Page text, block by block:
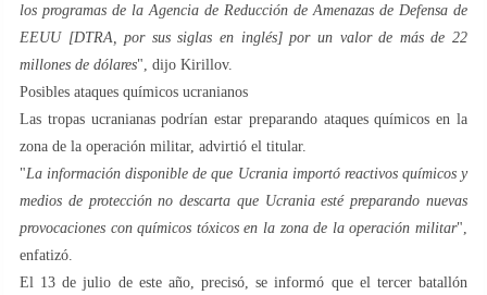
los programas de la Agencia de Reducción de Amenazas de Defensa de
EEUU [DTRA, por sus siglas en inglés] por un valor de más de 22
millones de dólares", dijo Kirillov.
Posibles ataques químicos ucranianos
Las tropas ucranianas podrían estar preparando ataques químicos en la
zona de la operación militar, advirtió el titular.
"La información disponible de que Ucrania importó reactivos químicos y
medios de protección no descarta que Ucrania esté preparando nuevas
provocaciones con químicos tóxicos en la zona de la operación militar",
enfatizó.
El 13 de julio de este año, precisó, se informó que el tercer batallón